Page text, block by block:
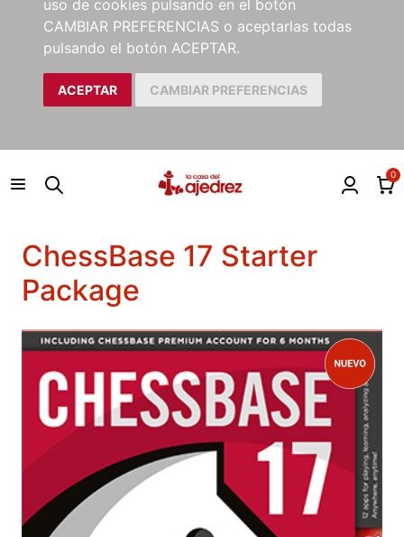
uso de cookies pulsando en el botón
CAMBIAR PREFERENCIAS o aceptarlas todas
pulsando el botón ACEPTAR.
ACEPTAR CAMBIAR PREFERENCIAS
0
ChessBase 17 Starter
Package